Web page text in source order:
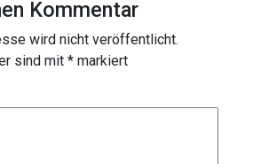
Kommentar
wird nicht veröffentlicht.
sind mit * markiert